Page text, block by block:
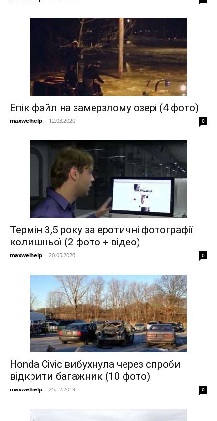
Епік фэйл на замерзлому озері (4 фото)
maxwelhelp - 12.03.2020 0
Термін 3,5 року за еротичні фотографії
колишньої (2 фото + відео)
maxwelhelp - 20.05.2020 0
Honda Civic вибухнула через спроби
відкрити багажник (10 фото)
maxwelhelp - 25.12.2019 0